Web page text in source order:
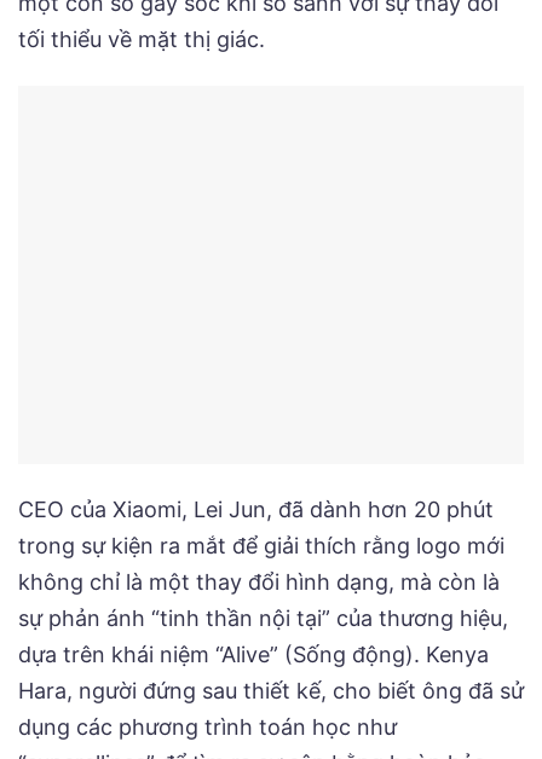
tối thiểu về mặt thị giác.
CEO của Xiaomi, Lei Jun, đã dành hơn 20 phút
trong sự kiện ra mắt để giải thích rằng logo mới
không chỉ là một thay đổi hình dạng, mà còn là
sự phản ánh “tinh thần nội tại” của thương hiệu,
dựa trên khái niệm “Alive” (Sống động). Kenya
Hara, người đứng sau thiết kế, cho biết ông đã sử
dụng các phương trình toán học như